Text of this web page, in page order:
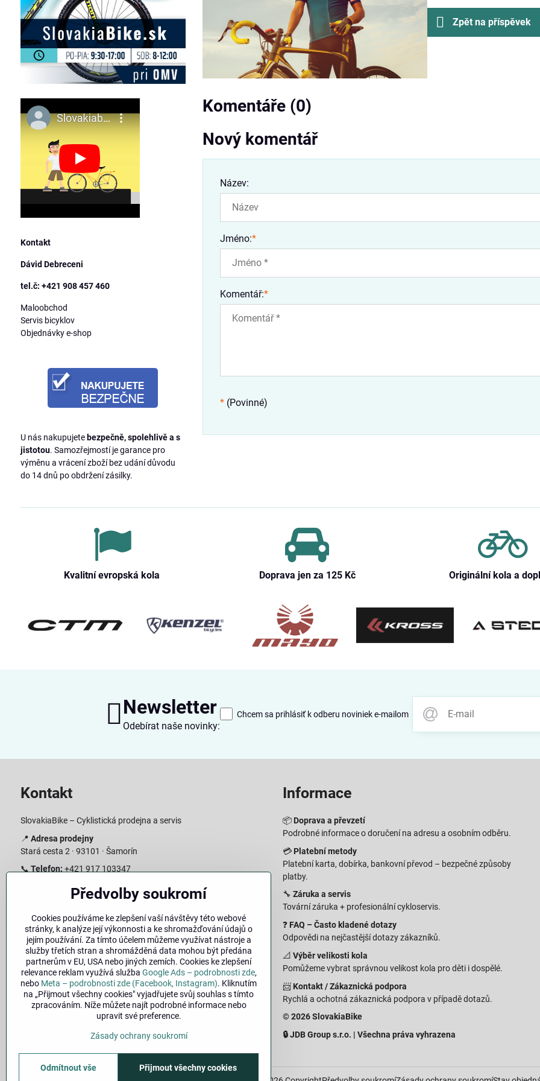
Zpět na příspěvek
Komentáře (0)
Nový komentář
Název:
Jméno:*
Komentář:*
* (Povinné)
Kontakt
Dávid Debreceni
tel.č: +421 908 457 460
Maloobchod
Servis bicyklov
Objednávky e-shop
U nás nakupujete bezpečně, spolehlivě a s
jistotou. Samozřejmostí je garance pro
výměnu a vrácení zboží bez udání důvodu
do 14 dnů po obdržení zásilky.
Kvalitní evropská kola Doprava jen za 125 Kč Originální kola a
Newsletter
Odebírat naše novinky:
Chcem sa prihlásiť k odberu noviniek e-mailom
Kontakt
SlovakiaBike – Cyklistická prodejna a servis
📍 Adresa prodejny
Stará cesta 2 · 93101 · Šamorín
📞 Telefon: +421 917 103347
info@slovakiabike.sk
Pondělí–Pátek: 09:00–15:00
Sobota: 09:00–11:00
Neděle: Zavřeno
👉Zobrazit prodejnu na mapě(odkaz na Google Maps)
Informace
📦 Doprava a převzetí
Podrobné informace o doručení na adresu a osobním odběru.
💳 Platební metody
Platební karta, dobírka, bankovní převod – bezpečné způsoby
platby.
🔧 Záruka a servis
Tovární záruka + profesionální cykloservis.
❓ FAQ – Často kladené dotazy
Odpovědi na nejčastější dotazy zákazníků.
📐 Výběr velikosti kola
Pomůžeme vybrat správnou velikost kola pro děti i dospělé.
📨 Kontakt / Zákaznická podpora
Rychlá a ochotná zákaznická podpora v případě dotazů.
© 2026 SlovakiaBike
🔒 JDB Group s.r.o. | Všechna práva vyhrazena
Předvolby soukromí
Cookies používáme ke zlepšení vaší návštěvy této webové
stránky, k analýze její výkonnosti a ke shromažďování údajů o
jejím používání. Za tímto účelem můžeme využívat nástroje a
služby třetích stran a shromážděná data mohou být předána
partnerům v EU, USA nebo jiných zemích. Cookies ke zlepšení
relevance reklam využívá služba Google Ads – podrobnosti zde,
nebo Meta – podrobnosti zde (Facebook, Instagram). Kliknutím
na „Přijmout všechny cookies" vyjadřujete svůj souhlas s tímto
zpracováním. Níže můžete najít podrobné informace nebo
upravit své preference.
Zásady ochrany soukromí
Přijmout všechny cookies
Odmítnout vše